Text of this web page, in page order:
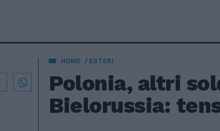
HOME ESTERI
Polonia, altri
Bielorussia: